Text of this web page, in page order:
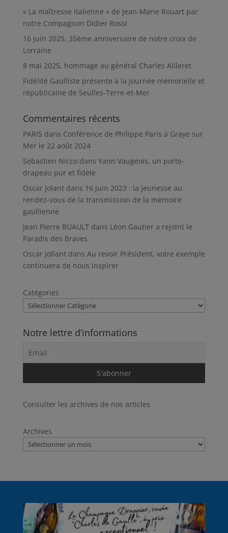
« La maîtresse italienne » de Jean-Marie Rouart par
notre Compagnon Didier Rossi
16 juin 2025, 35ème anniversaire de notre croix de
Lorraine
8 mai 2025, hommage au général Charles Ailleret
Fidélité Gaulliste présente à la Journée mémorielle et
républicaine de Seulles-Terre-et-Mer
Commentaires récents
PARIS dans Conférence de Philippe Paris à Graye sur
Mer le 22 août 2024
Sebastien Niccodans Yann Vaugeois, un porte-
drapeau pur et fidèle
Oscar Jolantdans 16 juin 2023 : la jeunesse au
rendez-vous de la transmission de la mémoire
gaullienne
Jean Pierre RUAULTdans Léon Gautier a rejoint le
Paradis des Braves
Oscar Jollantdans Au revoir Président, votre exemple
continuera de nous inspirer
Catégories
Notre lettre d’informations
Consulter les archives de nos articles
Archives